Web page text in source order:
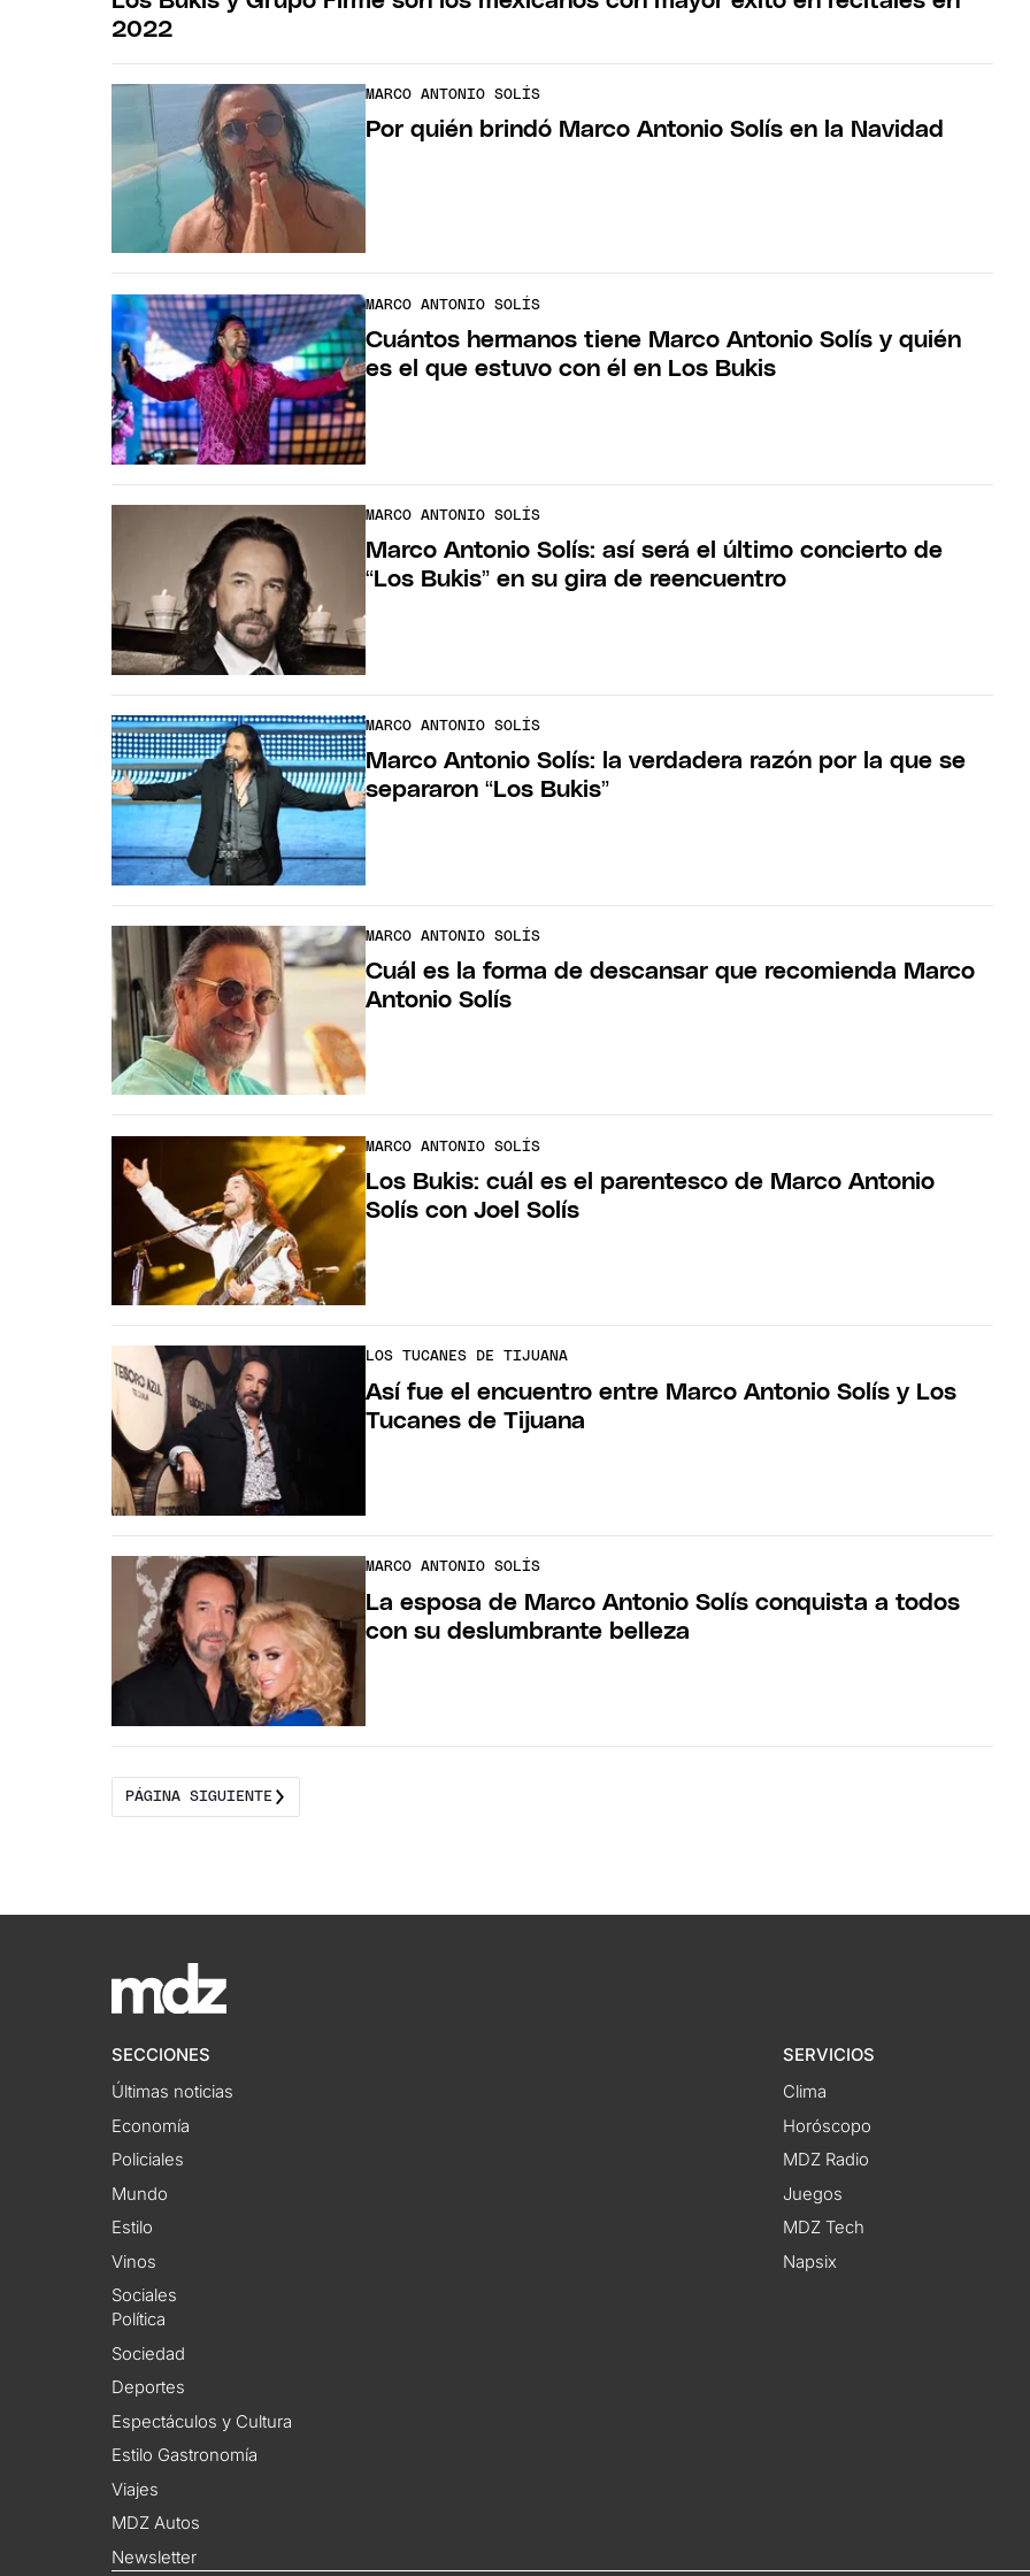
2022
MARCO ANTONIO SOLÍS
Por quién brindó Marco Antonio Solís en la Navidad
MARCO ANTONIO SOLÍS
Cuántos hermanos tiene Marco Antonio Solís y quién
es el que estuvo con él en Los Bukis
MARCO ANTONIO SOLÍS
Marco Antonio Solís: así será el último concierto de
“Los Bukis” en su gira de reencuentro
MARCO ANTONIO SOLÍS
Marco Antonio Solís: la verdadera razón por la que se
separaron “Los Bukis”
MARCO ANTONIO SOLÍS
Cuál es la forma de descansar que recomienda Marco
Antonio Solís
MARCO ANTONIO SOLÍS
Los Bukis: cuál es el parentesco de Marco Antonio
Solís con Joel Solís
LOS TUCANES DE TIJUANA
Así fue el encuentro entre Marco Antonio Solís y Los
Tucanes de Tijuana
MARCO ANTONIO SOLÍS
La esposa de Marco Antonio Solís conquista a todos
con su deslumbrante belleza
PÁGINA SIGUIENTE
SECCIONES
Últimas noticias
Economía
Policiales
Mundo
Estilo
Vinos
Sociales
Política
Sociedad
Deportes
Espectáculos y Cultura
Estilo Gastronomía
Viajes
MDZ Autos
Newsletter
SERVICIOS
Clima
Horóscopo
MDZ Radio
Juegos
MDZ Tech
Napsix